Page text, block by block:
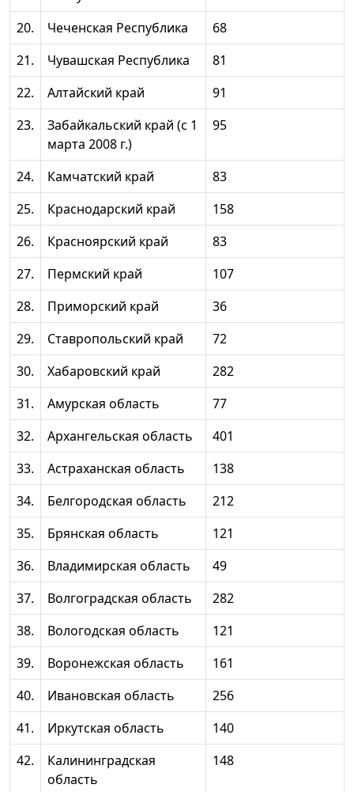
20.
Чеченская Республика
68
21.
Чувашская Республика
81
22.
Алтайский край
91
23.
Забайкальский край (с 1
марта 2008 г.)
95
24. Камчатский край
83
25.
Краснодарский край
158
26.
Красноярский край
83
27.
Пермский край
107
28.
Приморский край
36
29.
Ставропольский край
72
30.
Хабаровский край
282
31.
Амурская область
77
32.
Архангельская область
401
33.
Астраханская область
138
34.
Белгородская область
212
35.
Брянская область
121
36.
Владимирская область
49
37.
Волгоградская область
282
38.
Вологодская область
121
39.
Воронежская область
161
40.
Ивановская область
256
41.
Иркутская область
140
42.
Калининградская
область
148